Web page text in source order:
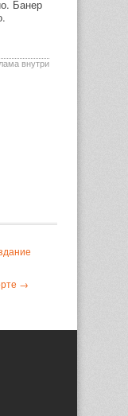
Банер
внутри
→